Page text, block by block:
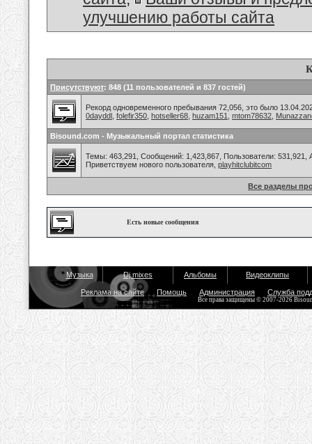
улучшению работы сайта
Присутствуют: 848 (11 пользователей и 837 гостей)
Рекорд одновременного пребывания 72,056, это было
0dayddl folefir350 hotseller68 huzam151 mtom78632
Bisound.com - Музыкальный портал статистика
Темы: 463,291, Сообщений: 1,423,867, Пользователи: 531,921,
Приветствуем нового пользователя, playhitclubitcom
Все разделы
Есть новые сообщения
Музыка Dj mixes Альбомы Видеоклипы
Реклама на сайте Помощь Администрация Служба
Все права защищены © 2007-2026